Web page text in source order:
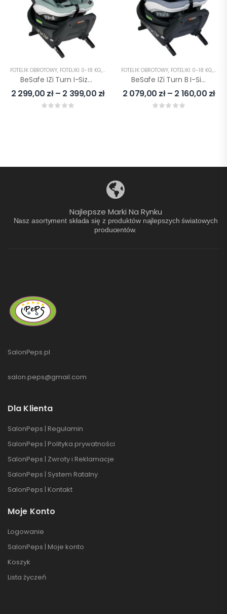
FOTELIK OBROTOWY, FOTELIKI 0-18 KG, FOTELIKI 9-18 KG,FOTELIKI I-SIZE,FOTELIKI
BeSafe IZi Turn I-Size 61-105cm Obrotowy Fotelik Samochodowy
2 299,00 zł– 2 399,00 zł
FOTELIK OBROTOWY, FOTELIKI 0-18 KG,
BeSafe IZi Turn B I-Size 40-105cm Obrotowy Fotelik Samochodowy
2 079,00 zł– 2 160,00 zł
Najlepsze Marki Na Rynku
Nasz asortyment składa się z produktów najlepszych światowych
producentów.
SalonPeps.pl
salon.peps@gmail.com
Dla Klienta
SalonPeps | Regulamin
SalonPeps | Polityka prywatności
SalonPeps | Zwroty i Reklamacje
SalonPeps | System Ratalny
SalonPeps | Kontakt
Moje Konto
Logowanie
SalonPeps | Moje konto
Koszyk
Lista życzeń